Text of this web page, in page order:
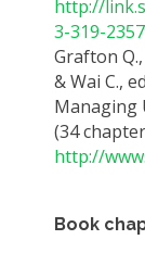
http://
3-319-
Grafton
& Wai C.,
Managing
(34
http://
Book